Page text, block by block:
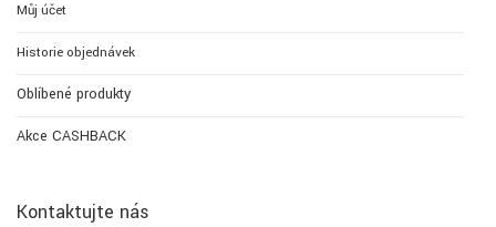
Můj účet
Historie objednávek
Oblíbené produkty
Akce CASHBACK
Kontaktujte nás